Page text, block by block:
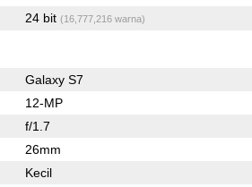
24 bit (16,777,216 warna)
Galaxy S7
12-MP
f/1.7
26mm
Kecil